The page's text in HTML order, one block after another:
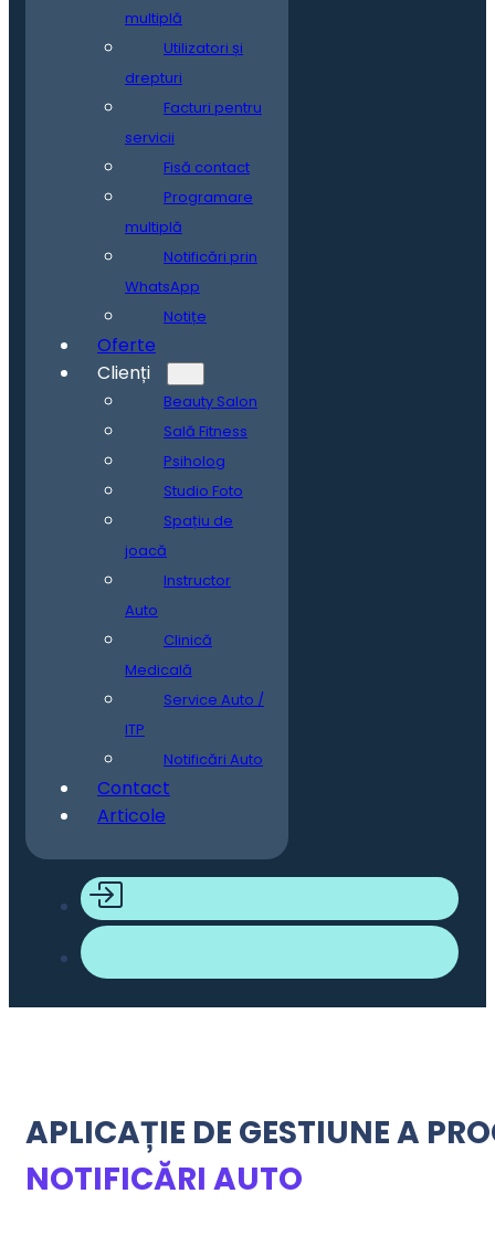
multiplă
Utilizatori și
drepturi
Facturi pentru
servicii
Fisă contact
Programare
multiplă
Notificări prin
WhatsApp
Notițe
Oferte
Clienți
Beauty Salon
Sală Fitness
Psiholog
Studio Foto
Spațiu de
joacă
Instructor
Auto
Clinică
Medicală
Service Auto /
ITP
Notificări Auto
Contact
Articole
APLICAȚIE DE GESTIUNE A
NOTIFICĂRI AUTO